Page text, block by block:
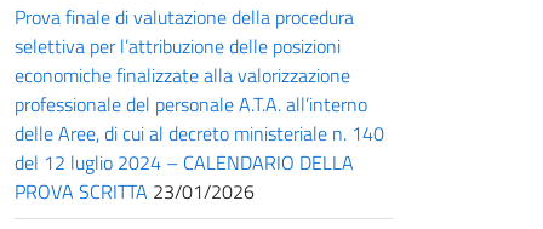
Prova finale di valutazione della procedura
selettiva per l’attribuzione delle posizioni
economiche finalizzate alla valorizzazione
professionale del personale A.T.A. all’interno
delle Aree, di cui al decreto ministeriale n. 140
del 12 luglio 2024 – CALENDARIO DELLA
PROVA SCRITTA 23/01/2026